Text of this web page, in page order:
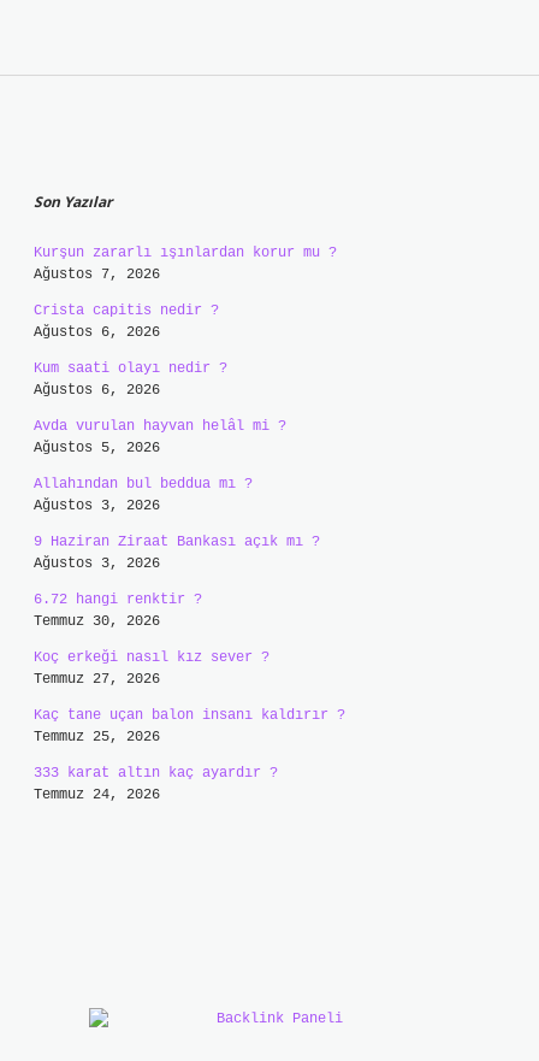
Son Yazılar
Kurşun zararlı ışınlardan korur mu ?
Ağustos 7, 2026
Crista capitis nedir ?
Ağustos 6, 2026
Kum saati olayı nedir ?
Ağustos 6, 2026
Avda vurulan hayvan helâl mi ?
Ağustos 5, 2026
Allahından bul beddua mı ?
Ağustos 3, 2026
9 Haziran Ziraat Bankası açık mı ?
Ağustos 3, 2026
6.72 hangi renktir ?
Temmuz 30, 2026
Koç erkeği nasıl kız sever ?
Temmuz 27, 2026
Kaç tane uçan balon insanı kaldırır ?
Temmuz 25, 2026
333 karat altın kaç ayardır ?
Temmuz 24, 2026